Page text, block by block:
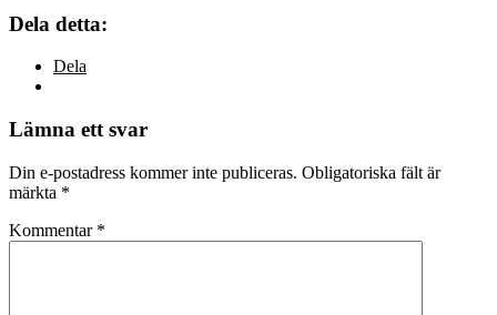
Dela detta:
Dela
Lämna ett svar
Din e-postadress kommer inte publiceras. Obligatoriska fält är
märkta *
Kommentar *